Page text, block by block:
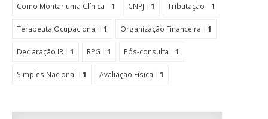
Como Montar uma Clínica 1 CNPJ 1 Tributação 1
Terapeuta Ocupacional 1 Organização Financeira 1
Declaração IR 1 RPG 1 Pós-consulta 1
Simples Nacional 1 Avaliação Física 1